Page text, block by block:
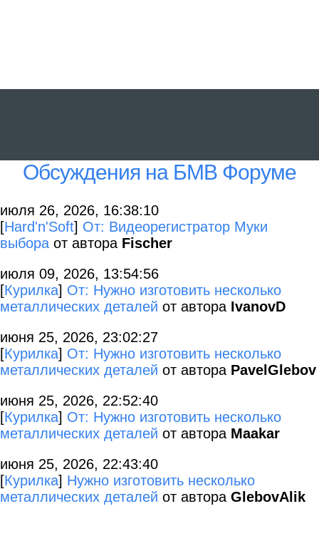
Обсуждения на БМВ Форуме
июля 26, 2026, 16:38:10
[Hard'n'Soft] От: Видеорегистратор Муки
выбора от автора Fischer
июля 09, 2026, 13:54:56
[Курилка] От: Нужно изготовить несколько
металлических деталей от автора IvanovD
июня 25, 2026, 23:02:27
[Курилка] От: Нужно изготовить несколько
металлических деталей от автора PavelGlebov
июня 25, 2026, 22:52:40
[Курилка] От: Нужно изготовить несколько
металлических деталей от автора Maakar
июня 25, 2026, 22:43:40
[Курилка] Нужно изготовить несколько
металлических деталей от автора GlebovAlik